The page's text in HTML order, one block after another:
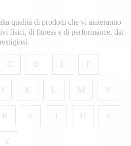
qualità di prodotti che vi aiuteranno
fisici, di fitness e di performance, dai
C D E F
J K L M N
R S T U V
Z